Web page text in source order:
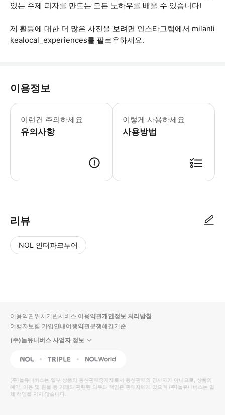
있는 수제 피자를 만드는 모든 노하우를 배울 수 있습니다!
제 활동에 대한 더 많은 사진을 보려면 인스타그램에서 milanli
kealocal_experiences를 팔로우하세요.
이용정보
이런건 주의하세요
유의사항
이 활동은 개인 피자 스튜디오에서 진
이렇게 사용하세요
사용방법
리뷰
NOL 인터파크투어
입니
다.
높
은
순
동
영
상
순
상
이용약관위치기반서비스 이용약관개인정보 처리방침
여행자보험 가입안내여행약관분쟁해결기준
(주)놀유니버스 사업자 정보
NOL Triple Interpark Global
(주)놀유니버스는 일부 상품의 통신판매중개자로서 통신판매의 당사자가 아니므로, 상품의
예약, 이용 및 환불 등 거래와 관련된 의무와 책임은 판매자에게 있으며 (주)놀유니버스는 일
체 책임을 지지 않습니다.